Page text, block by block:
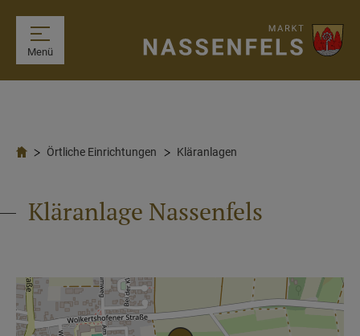
Menü
Örtliche Einrichtungen Kläranlagen
Kläranlage Nassenfels